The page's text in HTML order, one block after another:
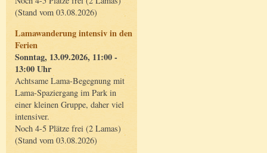
(Stand vom 03.08.2026)
Lamawanderung intensiv in den
Ferien
Sonntag, 13.09.2026, 11:00 -
13:00 Uhr
Achtsame Lama-Begegnung mit
Lama-Spaziergang im Park in
einer kleinen Gruppe, daher viel
intensiver.
Noch 4-5 Plätze frei (2 Lamas)
(Stand vom 03.08.2026)